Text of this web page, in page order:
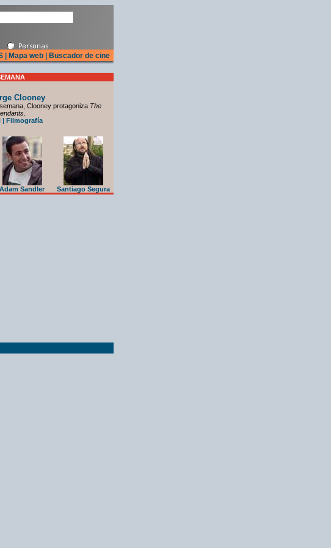
Mapa web Buscador de cine
Clooney
Clooney protagoniza The
| Filmografía
Adam Sandler Santiago Segura